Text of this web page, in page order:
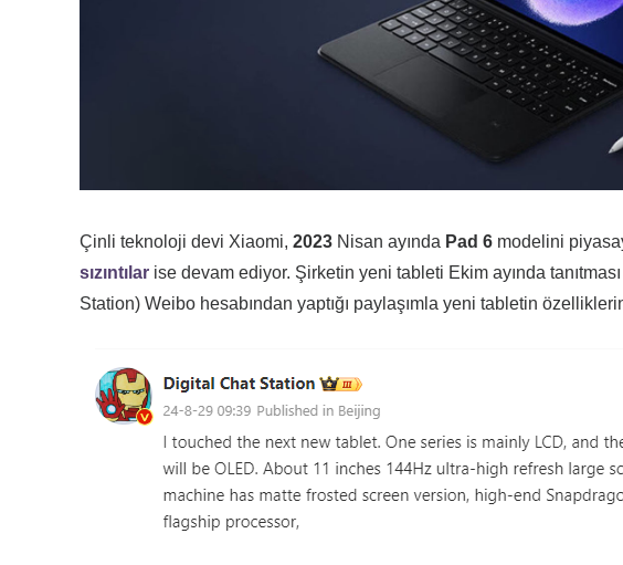
Çinli teknoloji devi Xiaomi, 2023 Nisan ayında Pad 6 modelini
sızıntılar ise devam ediyor. Şirketin yeni tableti Ekim ayında
Station) Weibo hesabından yaptığı paylaşımla yeni tabletin